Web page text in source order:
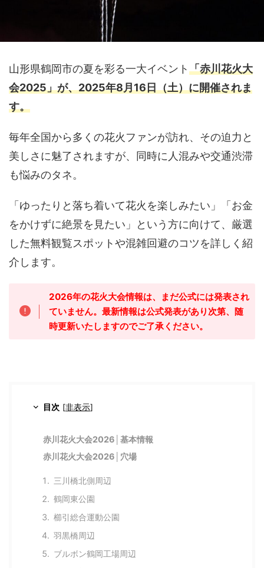
山形県鶴岡市の夏を彩る一大イベント「赤川花火大
会2025」が、2025年8月16日（土）に開催されま
す。
毎年全国から多くの花火ファンが訪れ、その迫力と
美しさに魅了されますが、同時に人混みや交通渋滞
も悩みのタネ。
「ゆったりと落ち着いて花火を楽しみたい」「お金
をかけずに絶景を見たい」という方に向けて、厳選
した無料観覧スポットや混雑回避のコツを詳しく紹
介します。
2026年の花火大会情報は、まだ公式には発表され
ていません。最新情報は公式発表があり次第、随
時更新いたしますのでご了承ください。
目次 [非表示]
赤川花火大会2026│基本情報
赤川花火大会2026│穴場
三川橋北側周辺
鶴岡東公園
櫛引総合運動公園
羽黒橋周辺
ブルボン鶴岡工場周辺